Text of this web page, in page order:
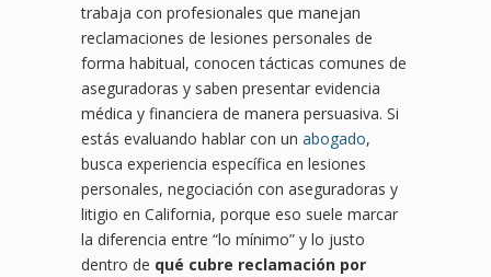
trabaja con profesionales que manejan
reclamaciones de lesiones personales de
forma habitual, conocen tácticas comunes de
aseguradoras y saben presentar evidencia
médica y financiera de manera persuasiva. Si
estás evaluando hablar con un abogado,
busca experiencia específica en lesiones
personales, negociación con aseguradoras y
litigio en California, porque eso suele marcar
la diferencia entre “lo mínimo” y lo justo
dentro de qué cubre reclamación por